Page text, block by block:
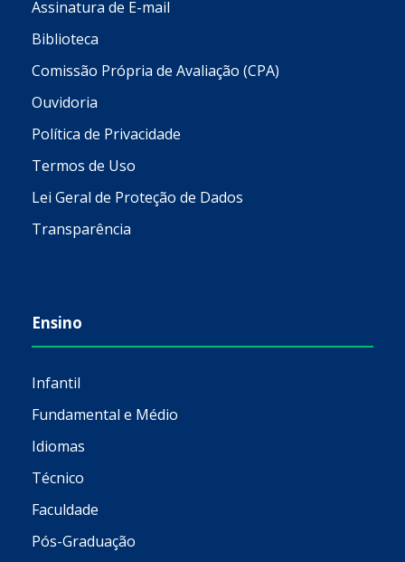
Assinatura de E-mail
Biblioteca
Comissão Própria de Avaliação (CPA)
Ouvidoria
Política de Privacidade
Termos de Uso
Lei Geral de Proteção de Dados
Transparência
Ensino
Infantil
Fundamental e Médio
Idiomas
Técnico
Faculdade
Pós-Graduação